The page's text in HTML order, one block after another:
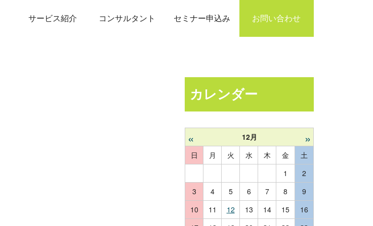
サービス紹介 コンサルタント セミナー申込み お問い合わせ
カレンダー
« 12月 »
日 月 火 水 木 金
土
1
2
3
4 5 6 7 8
9
10
11 12 13 14 15
16